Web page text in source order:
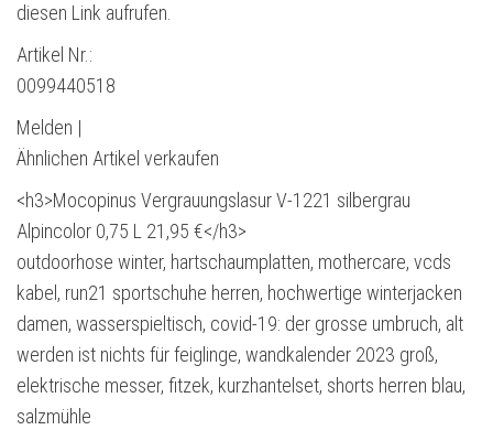
diesen Link aufrufen.
Artikel Nr.:
0099440518
Melden |
Ähnlichen Artikel verkaufen
<h3>Mocopinus Vergrauungslasur V-1221 silbergrau
Alpincolor 0,75 L 21,95 €</h3>
outdoorhose winter, hartschaumplatten, mothercare, vcds
kabel, run21 sportschuhe herren, hochwertige winterjacken
damen, wasserspieltisch, covid-19: der grosse umbruch, alt
werden ist nichts für feiglinge, wandkalender 2023 groß,
elektrische messer, fitzek, kurzhantelset, shorts herren blau,
salzmühle